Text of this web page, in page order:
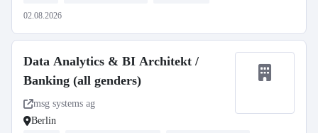
02.08.2026
Data Analytics & BI Architekt /
Banking (all genders)
msg systems ag
Berlin